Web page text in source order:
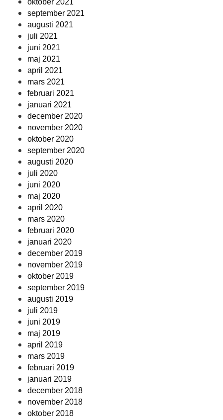
oktober 2021
september 2021
augusti 2021
juli 2021
juni 2021
maj 2021
april 2021
mars 2021
februari 2021
januari 2021
december 2020
november 2020
oktober 2020
september 2020
augusti 2020
juli 2020
juni 2020
maj 2020
april 2020
mars 2020
februari 2020
januari 2020
december 2019
november 2019
oktober 2019
september 2019
augusti 2019
juli 2019
juni 2019
maj 2019
april 2019
mars 2019
februari 2019
januari 2019
december 2018
november 2018
oktober 2018